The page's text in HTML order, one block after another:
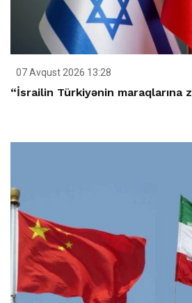
07 Avqust 2026 13:28
“İsrailin Türkiyənin maraqlarına